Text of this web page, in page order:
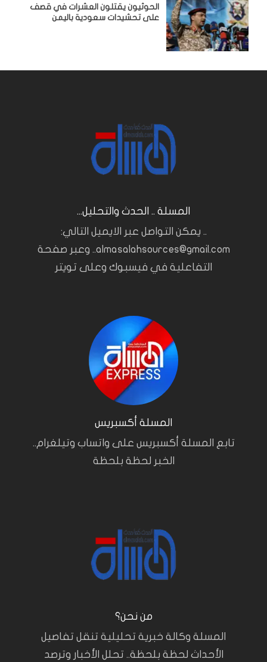
الحوثيون يقتلون العشرات في قصف
على تحشيدات سعودية باليمن
المسلة .. الحدث والتحليل...
.. يمكن التواصل عبر الايميل التالي:
almasalahsources@gmail.com.. وعبر صفحة
التفاعلية في فيسبوك وعلى تويتر
المسلة أكسبريس
تابع المسلة أكسبريس على واتساب وتيلغرام..
الخبر لحظة بلحظة
من نحن؟
المسلة وكالة خبرية تحليلية تنقل تفاصيل
الأحداث لحظة بلحظة.. تحلل الأخبار وترصد